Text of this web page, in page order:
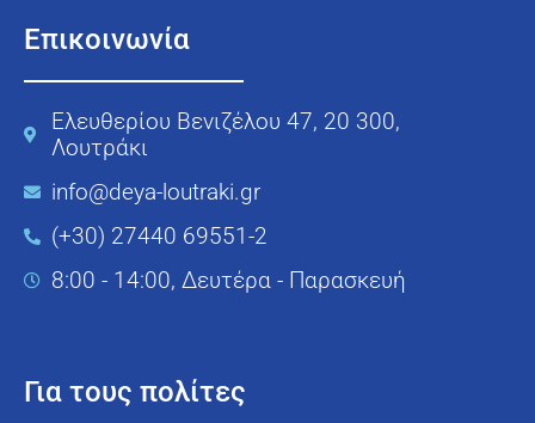
Επικοινωνία
Ελευθερίου Βενιζέλου 47, 20 300,
Λουτράκι
info@deya-loutraki.gr
(+30) 27440 69551-2
8:00 - 14:00, Δευτέρα - Παρασκευή
Για τους πολίτες